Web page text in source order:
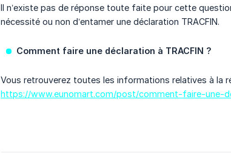
Il n’existe pas de réponse toute faite pour cette
nécessité ou non d’entamer une déclaration TRACFIN.
Comment faire une déclaration à TRACFIN ?
Vous retrouverez toutes les informations relatives à la
https://www.eunomart.com/post/comment-faire-une-